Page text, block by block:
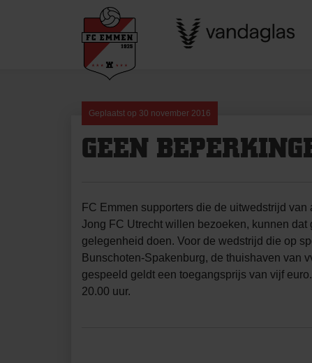
Geplaatst op 30 november 2016
GEEN
FC Emmen supporters die de uitwedstrijd
Jong FC Utrecht willen bezoeken, kunnen dat
gelegenheid doen. Voor de wedstrijd die op
Bunschoten-Spakenburg, de thuishaven van
gespeeld geldt een toegangsprijs van vijf
20.00 uur.